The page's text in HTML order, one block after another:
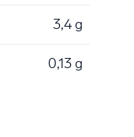
3,4 g
0,13 g